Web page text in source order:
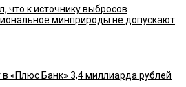
что к источнику выбросов
минприроды не допускают
в «Плюс Банк» 3,4 миллиарда рублей